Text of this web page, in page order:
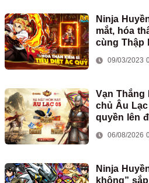
Ninja
mắt, hóa
cùng Thập
hôm nay!
09/03/2023
Vạn Thắng
chủ Âu
quyền lên
06/08/2026
Ninja
không”